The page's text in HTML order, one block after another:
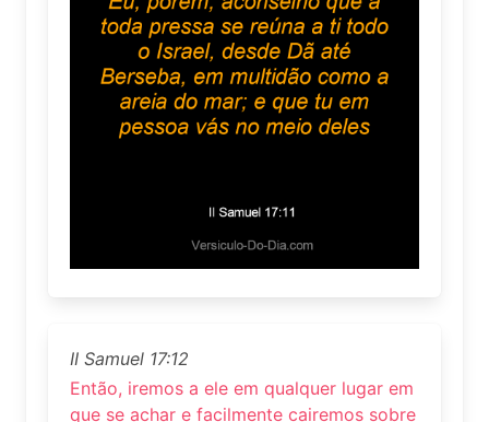
II Samuel 17:12
Então, iremos a ele em qualquer lugar em
que se achar e facilmente cairemos sobre